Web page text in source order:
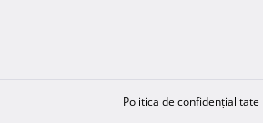
Politica de confidențialitate